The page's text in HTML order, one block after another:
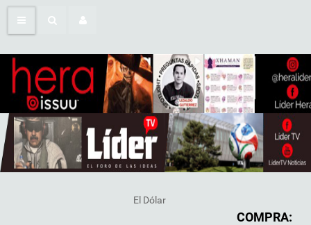
El Dólar
COMPRA: